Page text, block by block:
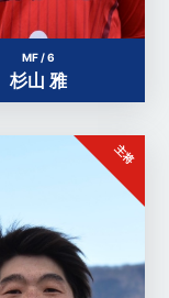
MF / 6
杉山 雅
主将